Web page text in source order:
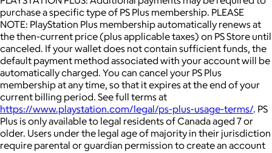
purchase a specific type of PS Plus membership. PLEASE
NOTE: PlayStation Plus membership automatically renews at
the then-current price (plus applicable taxes) on PS Store until
canceled. If your wallet does not contain sufficient funds, the
default payment method associated with your account will be
automatically charged. You can cancel your PS Plus
membership at any time, so that it expires at the end of your
current billing period. See full terms at
https://www.playstation.com/legal/ps-plus-usage-terms/. PS
Plus is only available to legal residents of Canada aged 7 or
older. Users under the legal age of majority in their jurisdiction
require parental or guardian permission to create an account